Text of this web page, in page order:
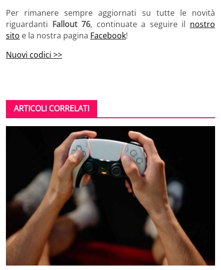
Per rimanere sempre aggiornati su tutte le novità
riguardanti Fallout 76, continuate a seguire il nostro
sito e la nostra pagina Facebook!
Nuovi codici >>
ARTICOLI CORRELATI